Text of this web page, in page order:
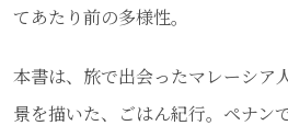
てあたり前の多様性。
本書は、旅で出会ったマレーシア
景を描いた、ごはん紀行。ペナン